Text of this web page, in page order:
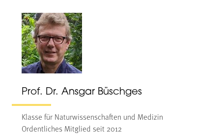
Prof. Dr. Ansgar Büschges
Klasse für Naturwissenschaften und Medizin
Ordentliches Mitglied seit 2012